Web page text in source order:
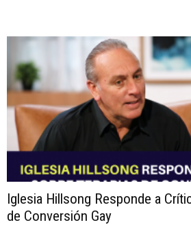
Iglesia Hillsong Responde a
de Conversión Gay